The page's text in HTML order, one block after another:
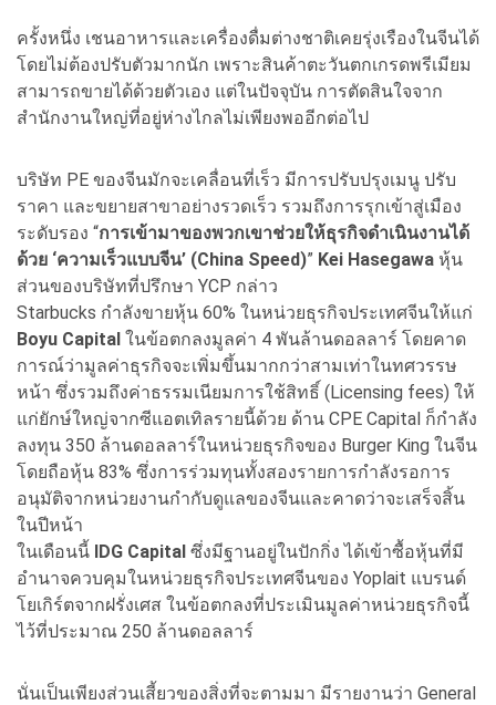
ครั้งหนึ่ง เชนอาหารและเครื่องดื่มต่างชาติเคยรุ่งเรืองในจีนได้
โดยไม่ต้องปรับตัวมากนัก เพราะสินค้าตะวันตกเกรดพรีเมียม
สามารถขายได้ด้วยตัวเอง แต่ในปัจจุบัน การตัดสินใจจาก
สำนักงานใหญ่ที่อยู่ห่างไกลไม่เพียงพออีกต่อไป
บริษัท PE ของจีนมักจะเคลื่อนที่เร็ว มีการปรับปรุงเมนู ปรับ
ราคา และขยายสาขาอย่างรวดเร็ว รวมถึงการรุกเข้าสู่เมือง
ระดับรอง “การเข้ามาของพวกเขาช่วยให้ธุรกิจดำเนินงานได้
ด้วย ‘ความเร็วแบบจีน’ (China Speed)” Kei Hasegawa หุ้น
ส่วนของบริษัทที่ปรึกษา YCP กล่าว
Starbucks กำลังขายหุ้น 60% ในหน่วยธุรกิจประเทศจีนให้แก่
Boyu Capital ในข้อตกลงมูลค่า 4 พันล้านดอลลาร์ โดยคาด
การณ์ว่ามูลค่าธุรกิจจะเพิ่มขึ้นมากกว่าสามเท่าในทศวรรษ
หน้า ซึ่งรวมถึงค่าธรรมเนียมการใช้สิทธิ์ (Licensing fees) ให้
แก่ยักษ์ใหญ่จากซีแอตเทิลรายนี้ด้วย ด้าน CPE Capital ก็กำลัง
ลงทุน 350 ล้านดอลลาร์ในหน่วยธุรกิจของ Burger King ในจีน
โดยถือหุ้น 83% ซึ่งการร่วมทุนทั้งสองรายการกำลังรอการ
อนุมัติจากหน่วยงานกำกับดูแลของจีนและคาดว่าจะเสร็จสิ้น
ในปีหน้า
ในเดือนนี้ IDG Capital ซึ่งมีฐานอยู่ในปักกิ่ง ได้เข้าซื้อหุ้นที่มี
อำนาจควบคุมในหน่วยธุรกิจประเทศจีนของ Yoplait แบรนด์
โยเกิร์ตจากฝรั่งเศส ในข้อตกลงที่ประเมินมูลค่าหน่วยธุรกิจนี้
ไว้ที่ประมาณ 250 ล้านดอลลาร์
นั่นเป็นเพียงส่วนเสี้ยวของสิ่งที่จะตามมา มีรายงานว่า General